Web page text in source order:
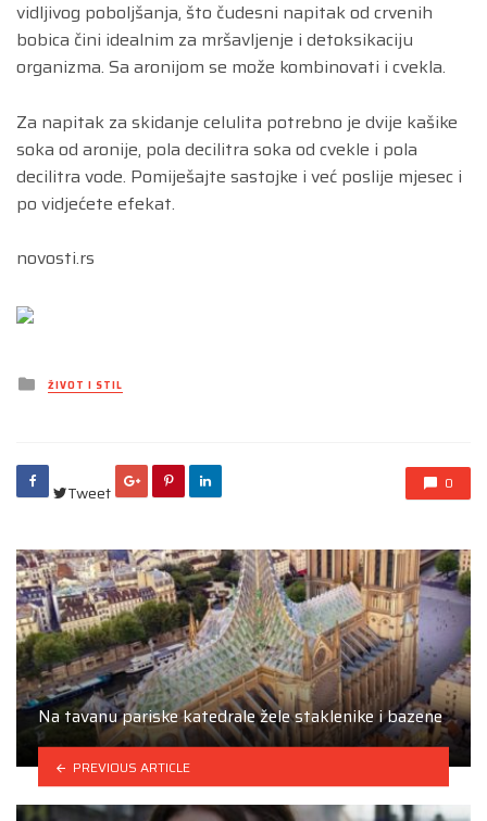
vidljivog poboljšanja, što čudesni napitak od crvenih
bobica čini idealnim za mršavljenje i detoksikaciju
organizma. Sa aronijom se može kombinovati i cvekla.
Za napitak za skidanje celulita potrebno je dvije kašike
soka od aronije, pola decilitra soka od cvekle i pola
decilitra vode. Pomiješajte sastojke i već poslije mjesec i
po vidjećete efekat.
novosti.rs
Posted
inŽIVOT I STIL
Tweet 0
Na tavanu pariske katedrale žele staklenike i bazene
PREVIOUS ARTICLE